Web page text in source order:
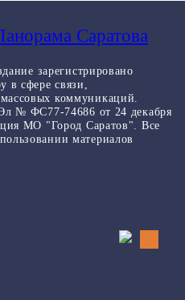
Саратова
зарегистрировано
в сфере связи,
коммуникаций.
№ ФС77-74686 от 24 декабря
МО "Город Саратов". Все
материалов